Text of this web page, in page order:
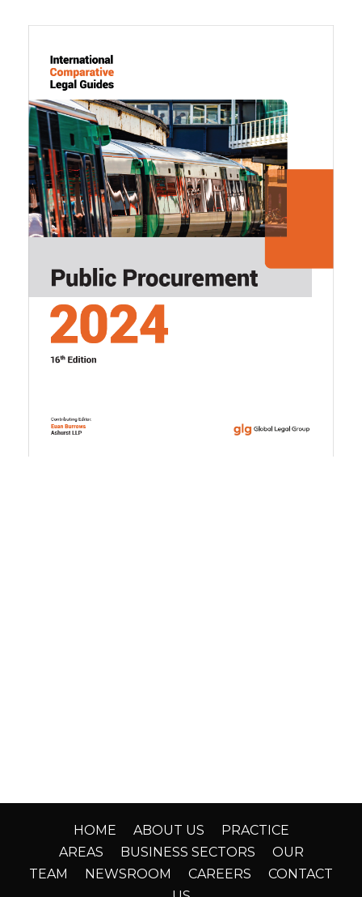
HOME ABOUT US
PRACTICE
AREAS
BUSINESS SECTORS
OUR
TEAM
NEWSROOM CAREERS
CONTACT